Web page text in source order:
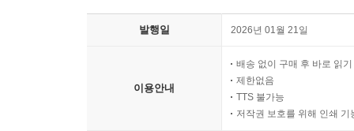
발행일 2026년 01월 21일
이용안내
배송 없이 구매 후 바로 읽기
제한없음
TTS 불가능
저작권 보호를 위해 인쇄 기